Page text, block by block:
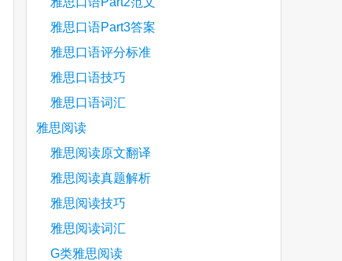
雅思口语Part3答案
雅思口语评分标准
雅思口语技巧
雅思口语词汇
雅思阅读
雅思阅读原文翻译
雅思阅读真题解析
雅思阅读技巧
雅思阅读词汇
G类雅思阅读